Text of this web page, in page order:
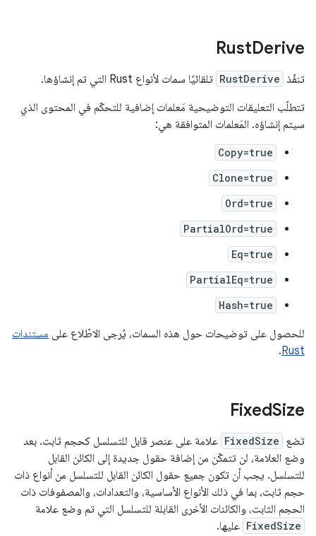
RustDerive
تنفّذ RustDerive تلقائيًا سمات لأنواع Rust التي تم إنشاؤها.
تتطلّب التعليقات التوضيحية مَعلمات إضافية للتحكّم في المحتوى الذي
سيتم إنشاؤه. المَعلمات المتوافقة هي:
Copy=true
Clone=true
Ord=true
PartialOrd=true
Eq=true
PartialEq=true
Hash=true
للحصول على توضيحات حول هذه السمات، يُرجى الاطّلاع على مستندات
Rust
.
FixedSize
تضع FixedSize علامة على عنصر قابل للتسلسل كحجم ثابت. بعد
وضع العلامة، لن تتمكّن من إضافة حقول جديدة إلى الكائن القابل
للتسلسل. يجب أن تكون جميع حقول الكائن القابل للتسلسل من أنواع ذات
حجم ثابت، بما في ذلك الأنواع الأساسية، والتعدادات، والمصفوفات ذات
الحجم الثابت، والكائنات الأخرى القابلة للتسلسل التي تم وضع علامة
FixedSize عليها.